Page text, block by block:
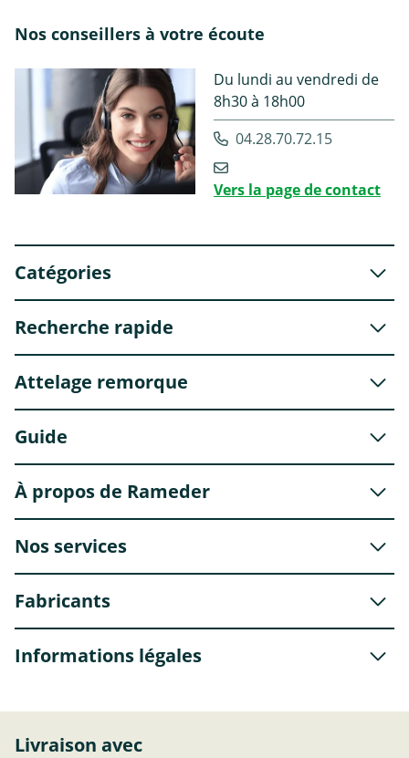
Nos conseillers à votre écoute
Du lundi au vendredi de
8h30 à 18h00
04.28.70.72.15
Vers la page de contact
Catégories
Recherche rapide
Attelage remorque
Guide
À propos de Rameder
Nos services
Fabricants
Informations légales
Livraison avec